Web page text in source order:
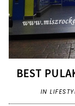
BEST
IN